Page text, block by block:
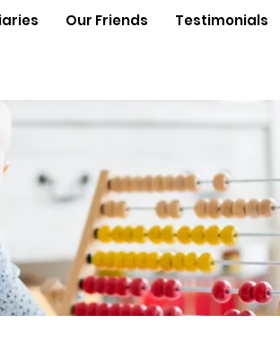
Our Friends Testimonials